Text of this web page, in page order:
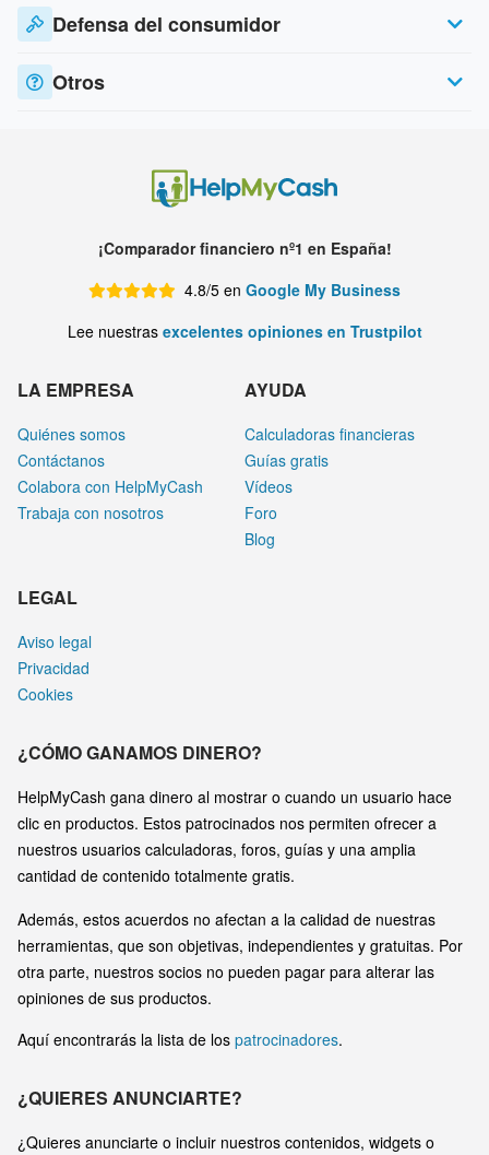
Defensa del consumidor
Otros
¡Comparador financiero nº1 en España!
4.8/5 en Google My Business
Lee nuestras excelentes opiniones en Trustpilot
LA EMPRESA
Quiénes somos
Contáctanos
Colabora con HelpMyCash
Trabaja con nosotros
AYUDA
Calculadoras financieras
Guías gratis
Vídeos
Foro
Blog
LEGAL
Aviso legal
Privacidad
Cookies
¿CÓMO GANAMOS DINERO?
HelpMyCash gana dinero al mostrar o cuando un usuario hace
clic en productos. Estos patrocinados nos permiten ofrecer a
nuestros usuarios calculadoras, foros, guías y una amplia
cantidad de contenido totalmente gratis.
Además, estos acuerdos no afectan a la calidad de nuestras
herramientas, que son objetivas, independientes y gratuitas. Por
otra parte, nuestros socios no pueden pagar para alterar las
opiniones de sus productos.
Aquí encontrarás la lista de los patrocinadores.
¿QUIERES ANUNCIARTE?
¿Quieres anunciarte o incluir nuestros contenidos, widgets o